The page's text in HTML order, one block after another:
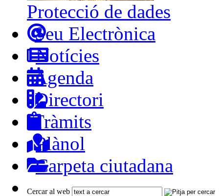
Protecció de dades
Seu Electrònica
Notícies
Agenda
Directori
Tràmits
Plànol
Carpeta ciutadana
Cercar al web